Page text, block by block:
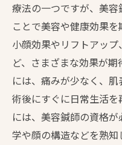
療法の一つですが、美
ことで美容や健康効果を
小顔効果やリフトアッ
ど、さまざまな効果が
には、痛みが少なく、
術後にすぐに日常生活
には、美容鍼師の資格
学や顔の構造などを熟